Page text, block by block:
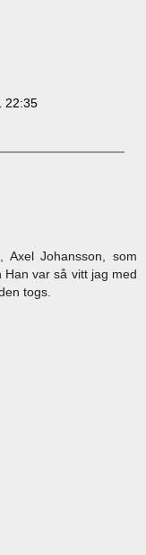
22:35
Axel Johansson, som
var så vitt jag med
togs.